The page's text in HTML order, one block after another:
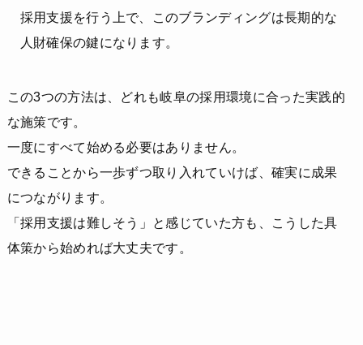
採用支援を行う上で、このブランディングは長期的な
人財確保の鍵になります。
この3つの方法は、どれも岐阜の採用環境に合った実践的
な施策です。
一度にすべて始める必要はありません。
できることから一歩ずつ取り入れていけば、確実に成果
につながります。
「採用支援は難しそう」と感じていた方も、こうした具
体策から始めれば大丈夫です。